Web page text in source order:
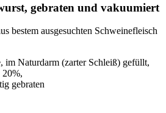
gebraten und vakuumiert
bestem ausgesuchten Schweinefleisch
im Naturdarm (zarter Schleiß) gefüllt,
20%,
gebraten